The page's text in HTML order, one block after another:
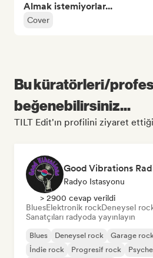
Almak istemiyorlar...
Cover
Bu küratörleri/
beğenebilirsiniz...
TILT Edit'ın profilini ziyaret
Good Vibrations
Radyo Istasyonu
> 2900 cevap verildi
BluesElektronik rockDeneysel
Sanatçıları radyoda yayınlayın
Blues Deneysel rock Garage
İndie rock
Progresif rock